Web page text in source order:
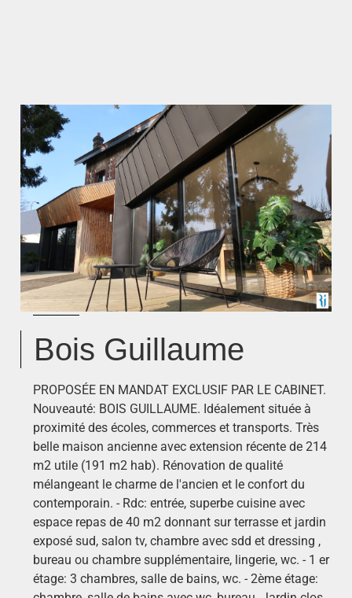
Bois Guillaume
PROPOSÉE EN MANDAT EXCLUSIF PAR LE CABINET.
Nouveauté: BOIS GUILLAUME. Idéalement située à
proximité des écoles, commerces et transports. Très
belle maison ancienne avec extension récente de 214
m2 utile (191 m2 hab). Rénovation de qualité
mélangeant le charme de l'ancien et le confort du
contemporain. - Rdc: entrée, superbe cuisine avec
espace repas de 40 m2 donnant sur terrasse et jardin
exposé sud, salon tv, chambre avec sdd et dressing ,
bureau ou chambre supplémentaire, lingerie, wc. - 1 er
étage: 3 chambres, salle de bains, wc. - 2ème étage: